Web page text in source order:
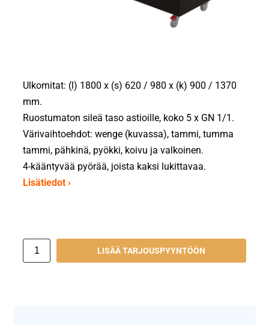
Ulkomitat: (l) 1800 x (s) 620 / 980 x (k) 900 / 1370
mm.
Ruostumaton sileä taso astioille, koko 5 x GN 1/1.
Värivaihtoehdot: wenge (kuvassa), tammi, tumma
tammi, pähkinä, pyökki, koivu ja valkoinen.
4-kääntyvää pyörää, joista kaksi lukittavaa.
Lisätiedot ›
LISÄÄ TARJOUSPYYNTÖÖN